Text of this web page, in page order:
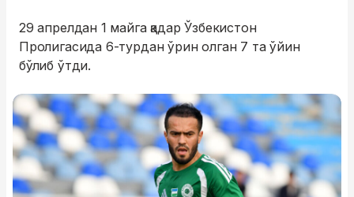
29 апрелдан 1 майга қадар Ўзбекистон
Пролигасида 6-турдан ўрин олган 7 та ўйин
бўлиб ўтди.